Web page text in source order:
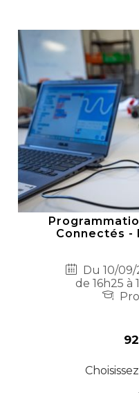
Connectés -
Du 10/
de 16h25 à